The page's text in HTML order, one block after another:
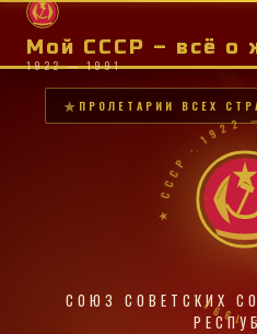
Мой СССР – всё о
1922 — 1991
ПРОЛЕТАРИИ ВСЕХ
★ СССР · 1922
СОЮЗ СОВЕТСКИХ